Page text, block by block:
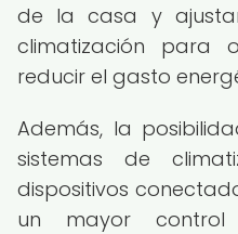
de la casa y
climatización para
reducir el gasto
Además, la
sistemas de
dispositivos
un mayor control